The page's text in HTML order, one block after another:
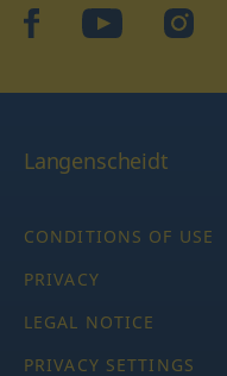
facebookYouTube
Langenscheidt
CONDITIONS OF USE
PRIVACY
LEGAL NOTICE
PRIVACY SETTINGS